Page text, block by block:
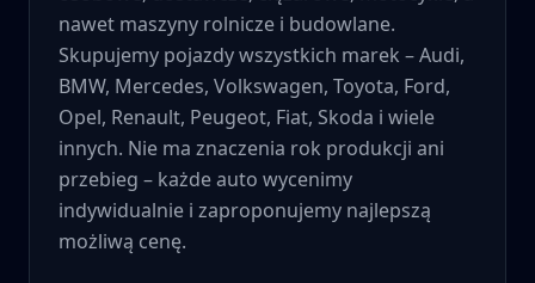
nawet maszyny rolnicze i budowlane.
Skupujemy pojazdy wszystkich marek – Audi,
BMW, Mercedes, Volkswagen, Toyota, Ford,
Opel, Renault, Peugeot, Fiat, Skoda i wiele
innych. Nie ma znaczenia rok produkcji ani
przebieg – każde auto wycenimy
indywidualnie i zaproponujemy najlepszą
możliwą cenę.